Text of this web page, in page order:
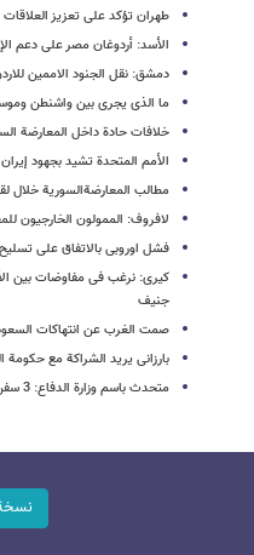
طهران تؤکد على تعزیز العلاقات
الأسد: أردوغان مصر على دعم
دمشق: نقل الجنود الاممین
ما الذی یجری بین واشنطن
خلافات حادة داخل المعارضة
الأمم المتحدة تشید بجهود
مطالب المعارضةالسوریة خلال
لافروف: الممولون الخارجیون
فشل اوروبی بالاتفاق على
کیری: نرغب فی مفاوضات بین
جنیف
صمت الغرب عن انتهاکات
بارزانی یرید الشراکة مع حکومة
متحدث باسم وزارة الدفاع: 3 سفن روسیة دخلت میناء بیروت للتزود بالمؤن